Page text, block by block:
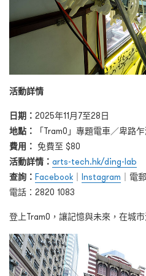
活動詳情
日期： 2025年11月7至28日
地點：
「Tram0」專題電車／卑路
費用： 免費至 $80
活動詳情： arts-tech.hk/ding-lab
查詢： Facebook Instagram ｜電
電話：2820 1083
登上Tram0，讓記憶與未來，在城市